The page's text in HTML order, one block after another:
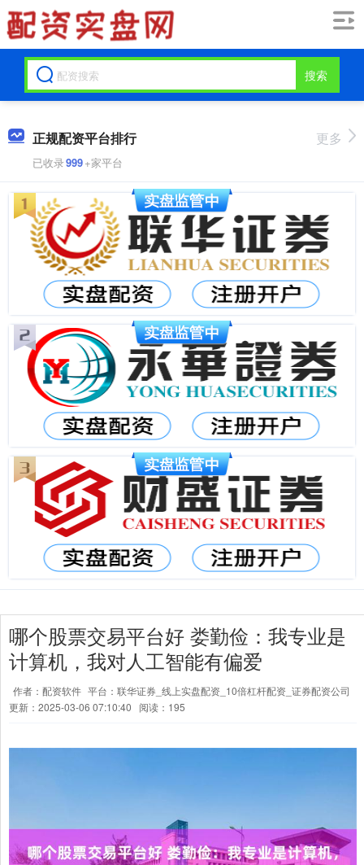
搜索
正规配资平台排行
已收录999+家平台
更多
哪个股票交易平台好 娄勤俭：我专业是
计算机，我对人工智能有偏爱
作者：配资软件 平台：联华证券_线上实盘配资_10倍杠杆配资_证券配资公司
更新：2025-03-06 07:10:40
阅读：195